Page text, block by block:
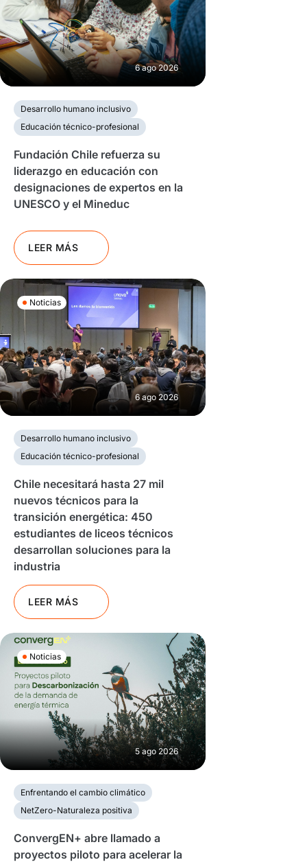
6 ago 2026
Desarrollo humano inclusivo
Educación técnico-profesional
Fundación Chile refuerza su
liderazgo en educación con
designaciones de expertos en la
UNESCO y el Mineduc
LEER MÁS
Noticias
6 ago 2026
Desarrollo humano inclusivo
Educación técnico-profesional
Chile necesitará hasta 27 mil
nuevos técnicos para la
transición energética: 450
estudiantes de liceos técnicos
desarrollan soluciones para la
industria
LEER MÁS
Noticias
5 ago 2026
Enfrentando el cambio climático
NetZero-Naturaleza positiva
ConvergEN+ abre llamado a
proyectos piloto para acelerar la